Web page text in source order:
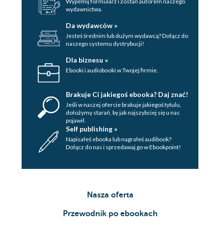
wydawnictwa.
Da wydawców »
Jesteś średnim lub dużym wydawcą? Dołącz do
naszego systemu dystrybucji!
Dla biznesu »
Ebooki i audiobooki w Twojej firmie.
Brakuje Ci jakiegoś ebooka? Daj znać!
Jeśli w naszej ofercie brakuje jakiegoś tytulu,
dołożymy starań, by jak najszybciej się u nas
pojawił.
Self publishing »
Napisałeś ebooka lub nagrałeś audibook?
Dołącz do nas i sprzedawaj go w Ebookpoint!
Nasza oferta
Przewodnik po ebookach